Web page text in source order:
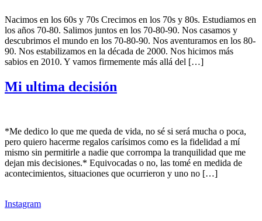
Nacimos en los 60s y 70s Crecimos en los 70s y 80s. Estudiamos en
los años 70-80. Salimos juntos en los 70-80-90. Nos casamos y
descubrimos el mundo en los 70-80-90. Nos aventuramos en los 80-
90. Nos estabilizamos en la década de 2000. Nos hicimos más
sabios en 2010. Y vamos firmemente más allá del […]
Mi ultima decisión
*Me dedico lo que me queda de vida, no sé si será mucha o poca,
pero quiero hacerme regalos carísimos como es la fidelidad a mí
mismo sin permitirle a nadie que corrompa la tranquilidad que me
dejan mis decisiones.* Equivocadas o no, las tomé en medida de
acontecimientos, situaciones que ocurrieron y uno no […]
Instagram